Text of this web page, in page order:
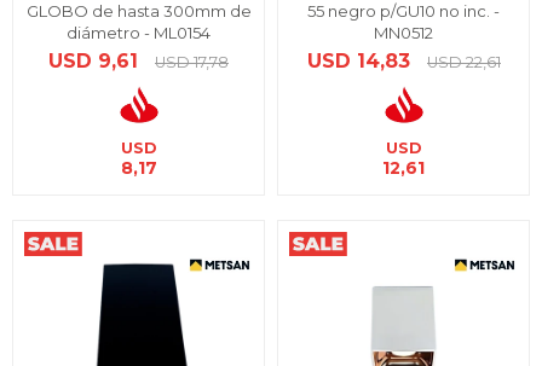
GLOBO de hasta 300mm de
diámetro - ML0154
USD 9,61 USD 17,78
USD
8,17
55 negro p/GU10 no inc. -
MN0512
USD 14,83 USD 22,61
USD
12,61